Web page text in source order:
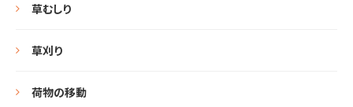
草むしり
草刈り
荷物の移動